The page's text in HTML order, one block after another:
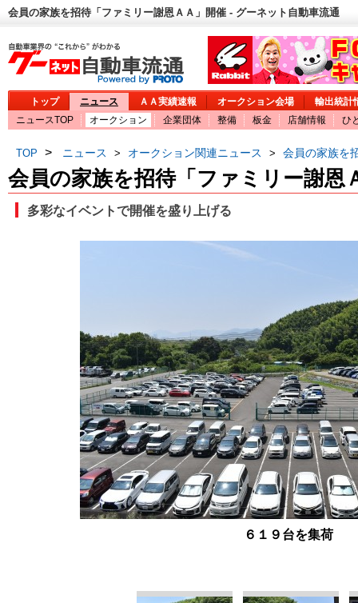
会員の家族を招待「ファミリー謝恩ＡＡ」開催 - グーネット自動車流通
トップ ニュース ＡＡ実績速報 オークション会場
輸出統計
ニュースTOP
オークション 企業団体 整備 板金 店舗情報 ひ
TOP > ニュース > オークション関連ニュース > 会員の家族を
会員の家族を招待「ファミリー謝恩
多彩なイベントで開催を盛り上げる
６１９台を集荷